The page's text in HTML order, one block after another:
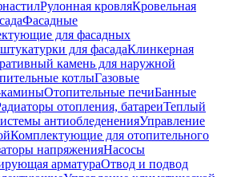
Рулонная кровляКровельная
Фасадные
для фасадных
для фасадаКлинкерная
камень для наружной
котлыГазовые
Отопительные печиБанные
отопления, батареиТеплый
антиобледененияУправление
Комплектующие для отопительного
напряженияНасосы
арматураОтвод и подвод